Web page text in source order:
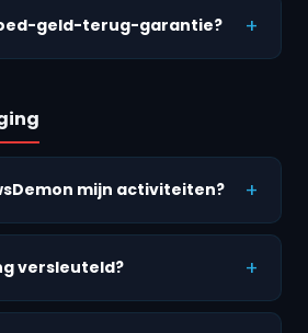
geld-terug-garantie?
mijn activiteiten?
versleuteld?